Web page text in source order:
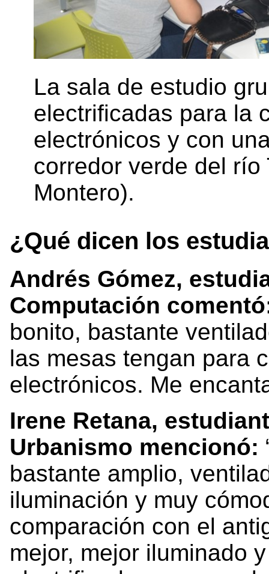
La sala de estudio
electrificadas para la
electrónicos y con
corredor verde del río
Montero).
¿Qué dicen los
Andrés Gómez,
Computación
bonito, bastante
las mesas tengan para
electrónicos. Me
Irene Retana,
Urbanismo mencionó:
bastante amplio,
iluminación y muy
comparación con el
mejor, mejor iluminado